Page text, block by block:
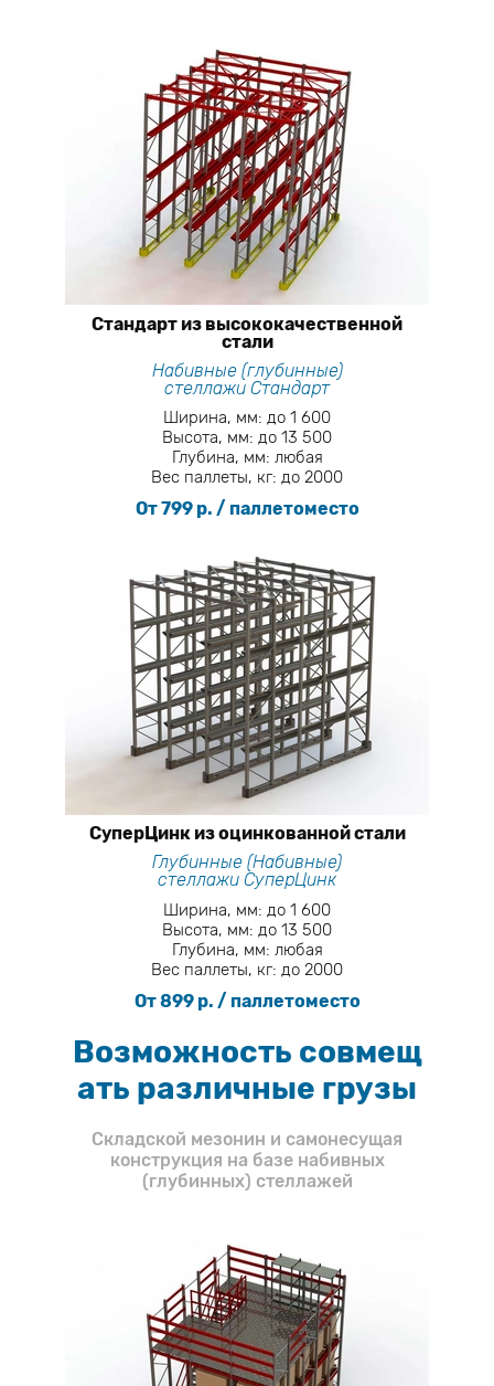
Стандарт из высококачественной
стали
Набивные (глубинные)
стеллажи Стандарт
Ширина, мм: до 1 600
Высота, мм: до 13 500
Глубина, мм: любая
Вес паллеты, кг: до 2000
От 799 р. / паллетоместо
СуперЦинк из оцинкованной стали
Глубинные (Набивные)
стеллажи СуперЦинк
Ширина, мм: до 1 600
Высота, мм: до 13 500
Глубина, мм: любая
Вес паллеты, кг: до 2000
От 899 р. / паллетоместо
Возможность совмещ
ать различные грузы
Складской мезонин и самонесущая
конструкция на базе набивных
(глубинных) стеллажей